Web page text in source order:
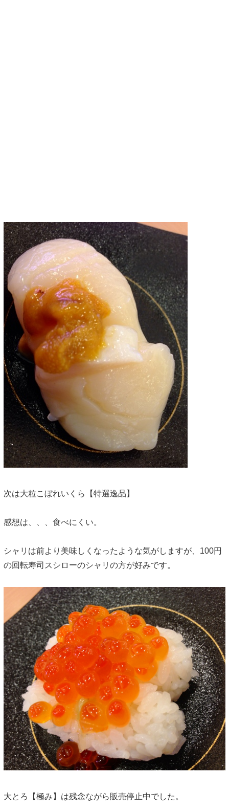
次は大粒こぼれいくら【特選逸品】
感想は、、、食べにくい。
シャリは前より美味しくなったような気がしますが、100円
の回転寿司スシローのシャリの方が好みです。
大とろ【極み】は残念ながら販売停止中でした。